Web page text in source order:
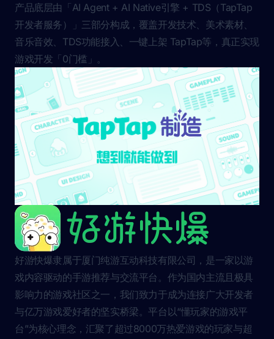
产品底层由「AI Agent + AI Native引擎 + TDS（TapTap
开发者服务）」三部分构成，覆盖开发技术、美术素材、
音乐音效、TDS功能接入、一键上架 TapTap等，真正实现
游戏开发「0门槛」。
好游快爆隶属于厦门纯游互动科技有限公司，是一家以游
戏内容驱动的手游推荐与交流平台。作为国内主流且极具
影响力的游戏社区之一，我们致力于成为连接广大开发者
与亿万游戏爱好者的坚实桥梁。平台以“懂玩家的游戏平
台”为核心理念，汇聚了超过8000万热爱游戏的玩家与超